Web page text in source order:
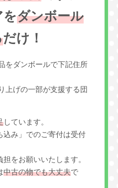
ダンボール
だけ！
をダンボールで下記住所
上げの一部が支援する団
しています。
込み」でのご寄付は受付
をお願いいたします。
中古の物でも大丈夫で